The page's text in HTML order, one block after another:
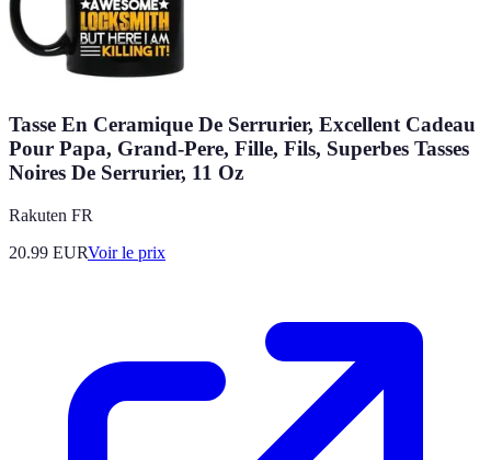
Tasse En Ceramique De Serrurier, Excellent Cadeau
Pour Papa, Grand-Pere, Fille, Fils, Superbes Tasses
Noires De Serrurier, 11 Oz
Rakuten FR
20.99 EURVoir le prix